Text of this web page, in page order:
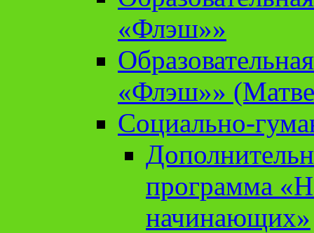
«Флэш»»
«Флэш»»
Социально-
программа
начинающих»